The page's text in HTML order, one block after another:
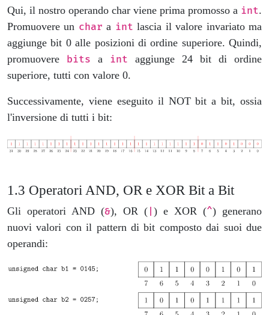
Qui, il nostro operando char viene prima promosso a int.
Promuovere un char a int lascia il valore invariato ma
aggiunge bit 0 alle posizioni di ordine superiore. Quindi,
promuovere bits a int aggiunge 24 bit di ordine
superiore, tutti con valore 0.
Successivamente, viene eseguito il NOT bit a bit, ossia
l'inversione di tutti i bit:
Operatori AND, OR e XOR Bit a Bit
Gli operatori AND (&), OR ( ) e XOR (^) generano
nuovi valori con il pattern di bit composto dai suoi due
operandi: